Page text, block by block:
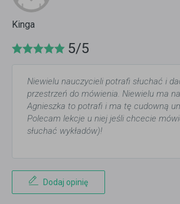
Kinga
5/5
Niewielu nauczycieli potrafi słuchać i
przestrzeń do mówienia. Niewielu ma
Agnieszka to potrafi i ma tę cudowną
Polecam lekcje u niej jeśli chcecie
słuchać wykładów)!
Dodaj opinię